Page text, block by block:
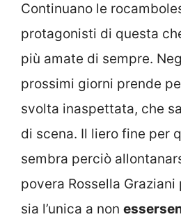
Continuano le
protagonisti di questa
più amate di sempre.
prossimi giorni prende
svolta inaspettata, che
di scena. Il liero fine per
sembra perciò
povera Rossella
sia l’unica a non